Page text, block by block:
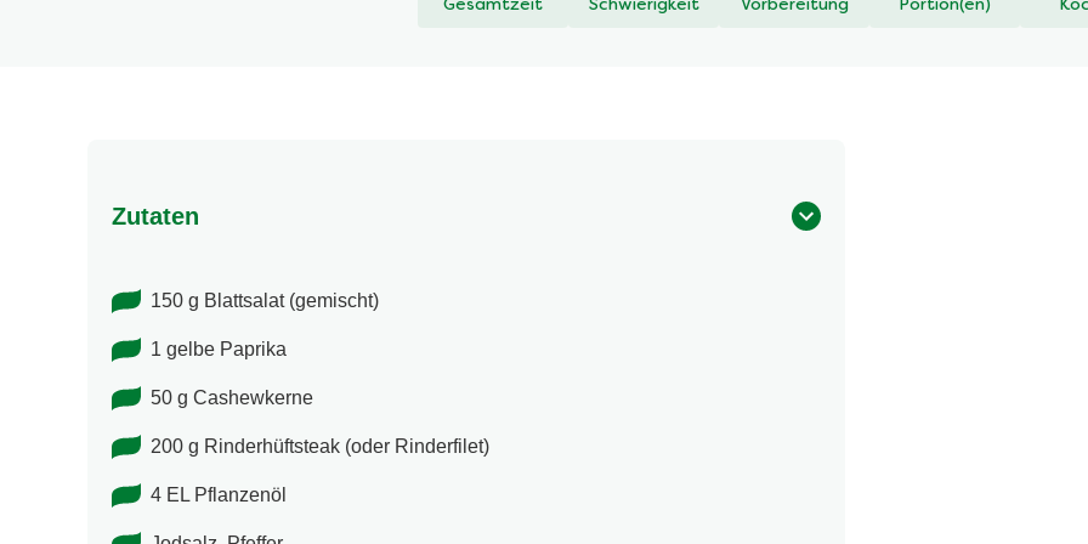
Gesamtzeit Schwierigkeit Vorbereitung Portion(en)
Zutaten
150 g Blattsalat (gemischt)
1 gelbe Paprika
50 g Cashewkerne
200 g Rinderhüftsteak (oder Rinderfilet)
4 EL Pflanzenöl